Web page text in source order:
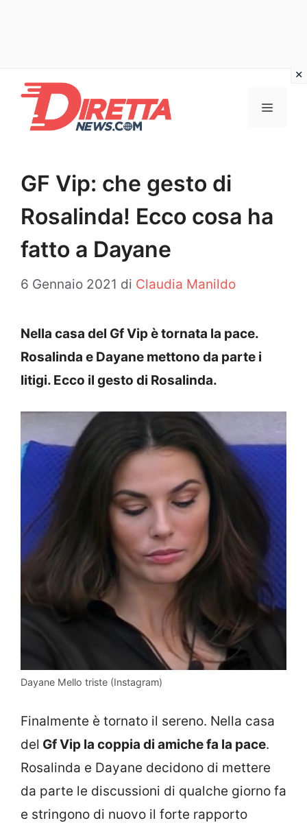
contenuto
Menu
GF Vip: che gesto di
Rosalinda! Ecco cosa ha
fatto a Dayane
6 Gennaio 2021 di Claudia Manildo
Nella casa del Gf Vip è tornata la pace.
Rosalinda e Dayane mettono da parte i
litigi. Ecco il gesto di Rosalinda.
Dayane Mello triste (Instagram)
Finalmente è tornato il sereno. Nella casa
del Gf Vip la coppia di amiche fa la pace.
Rosalinda e Dayane decidono di mettere
da parte le discussioni di qualche giorno fa
e stringono di nuovo il forte rapporto